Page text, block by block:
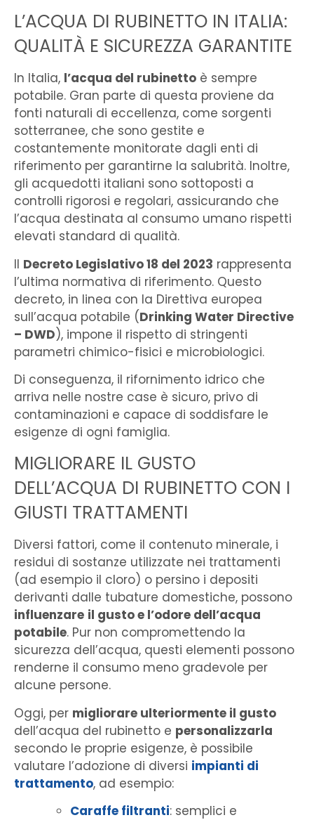
L’ACQUA DI RUBINETTO IN ITALIA:
QUALITÀ E SICUREZZA GARANTITE
In Italia, l’acqua del rubinetto è sempre
potabile. Gran parte di questa proviene da
fonti naturali di eccellenza, come sorgenti
sotterranee, che sono gestite e
costantemente monitorate dagli enti di
riferimento per garantirne la salubrità. Inoltre,
gli acquedotti italiani sono sottoposti a
controlli rigorosi e regolari, assicurando che
l’acqua destinata al consumo umano rispetti
elevati standard di qualità.
Il Decreto Legislativo 18 del 2023 rappresenta
l’ultima normativa di riferimento. Questo
decreto, in linea con la Direttiva europea
sull’acqua potabile (Drinking Water Directive
– DWD), impone il rispetto di stringenti
parametri chimico-fisici e microbiologici.
Di conseguenza, il rifornimento idrico che
arriva nelle nostre case è sicuro, privo di
contaminazioni e capace di soddisfare le
esigenze di ogni famiglia.
MIGLIORARE IL GUSTO
DELL’ACQUA DI RUBINETTO CON I
GIUSTI TRATTAMENTI
Diversi fattori, come il contenuto minerale, i
residui di sostanze utilizzate nei trattamenti
(ad esempio il cloro) o persino i depositi
derivanti dalle tubature domestiche, possono
influenzare il gusto e l’odore dell’acqua
potabile. Pur non compromettendo la
sicurezza dell’acqua, questi elementi possono
renderne il consumo meno gradevole per
alcune persone.
Oggi, per migliorare ulteriormente il gusto
dell’acqua del rubinetto e personalizzarla
secondo le proprie esigenze, è possibile
valutare l’adozione di diversi impianti di
trattamento, ad esempio:
Caraffe filtranti: semplici e